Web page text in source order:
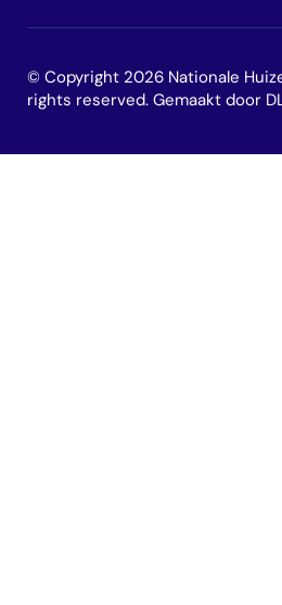
© Copyright 2026 Nationale
rights reserved. Gemaakt door